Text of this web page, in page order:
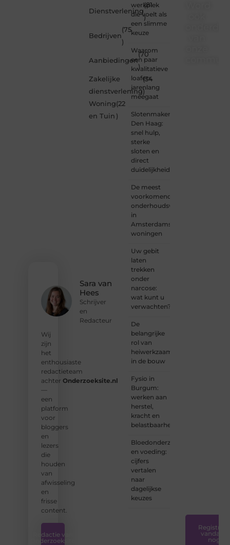
Sara van
Hees
Schrijver
en
Redacteur
Wij
zijn
het
enthousiaste
redactieteam
achter Onderzoeksite.nl
—
een
platform
voor
bloggers
en
lezers
die
houden
van
afwisseling
en
frisse
content.
Redactie van
Onderzoeksite
Dienstverlening
(81
)
Bedrijven
(75
)
Aanbiedingen
(70
)
Zakelijke
dienstverlening
(34
)
Woning
en Tuin
(22
)
werkplek
die voelt als
een slimme
keuze
Waarom
een paar
kwalitatieve
loafers
jarenlang
meegaat
Slotenmaker
Den Haag:
snel hulp,
sterke
sloten en
direct
duidelijkheid
De meest
voorkomende
onderhoudswerkzaamheden
in
Amsterdamse
woningen
Uw gebit
laten
trekken
onder
narcose:
wat kunt u
verwachten?
De
belangrijke
rol van
heiwerkzaamheden
in de bouw
Fysio in
Burgum:
werken aan
herstel,
kracht en
belastbaarheid
Bloedonderzoek
en voeding:
cijfers
vertalen
naar
dagelijkse
keuzes
Registreer
vandaag
nog